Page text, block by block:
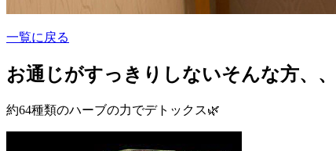
一覧に戻る
お通じがすっきりしないそんな方、、
約64種類のハーブの力でデトックス🌿